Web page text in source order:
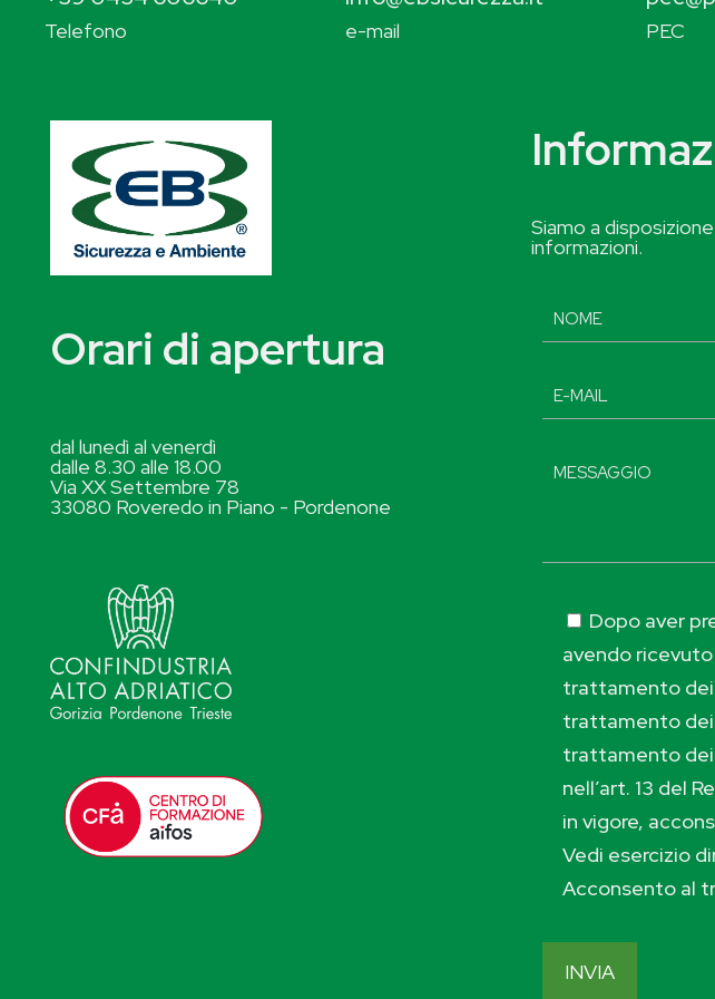
Telefono e-mail PEC
Orari di apertura
dal lunedì al venerdì
dalle 8.30 alle 18.00
Via XX Settembre 78
33080 Roveredo in Piano - Pordenone
Siamo a
informazioni.
Dopo aver
avendo
trattamento dei
trattamento
trattamento
nell’art. 13 del
in vigore,
Vedi esercizio
Acconsento al